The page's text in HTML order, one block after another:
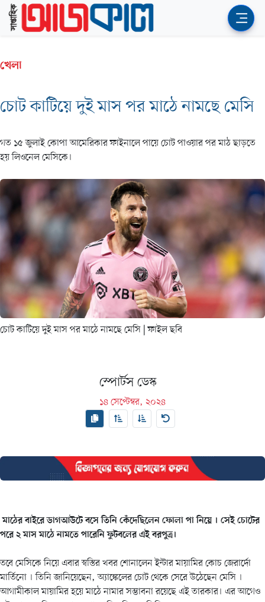
খেলা
চোট কাটিয়ে দুই মাস পর মাঠে নামছে মেসি
গত ১৫ জুলাই কোপা আমেরিকার ফাইনালে পায়ে চোট পাওয়ার পর মাঠ ছাড়তে
হয় লিওনেল মেসিকে।
চোট কাটিয়ে দুই মাস পর মাঠে নামছে মেসি | ফাইল ছবি
স্পোর্টস ডেস্ক
১৪ সেপ্টেম্বর, ২০২৪
মাঠের বাইরে ডাগআউটে বসে তিনি কেঁদেছিলেন ফোলা পা নিয়ে । সেই চোটের
পরে ২ মাস মাঠে নামতে পারেনি ফুটবলের এই বরপুত্র।
তবে মেসিকে নিয়ে এবার স্বস্তির খবর শোনালেন ইন্টার মায়ামির কোচ জেরার্দো
মার্তিনো । তিনি জানিয়েছেন, অ্যাঙ্কেলের চোট থেকে সেরে উঠেছেন মেসি ।
আগামীকাল মায়ামির হয়ে মাঠে নামার সম্ভাবনা রয়েছে এই তারকার। এর আগেও